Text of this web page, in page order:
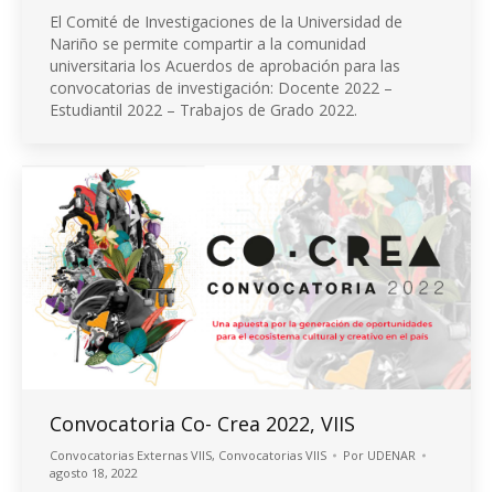
El Comité de Investigaciones de la Universidad de
Nariño se permite compartir a la comunidad
universitaria los Acuerdos de aprobación para las
convocatorias de investigación: Docente 2022 –
Estudiantil 2022 – Trabajos de Grado 2022.
Convocatoria Co- Crea 2022, VIIS
Convocatorias Externas VIIS, Convocatorias VIIS Por UDENAR
agosto 18, 2022